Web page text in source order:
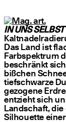
IN UNS
Das Land ist
Farbspektrum
beschränkt
bißchen
tiefschwarze
gezogene
entzieht sich
Landschaft,
Silhouette